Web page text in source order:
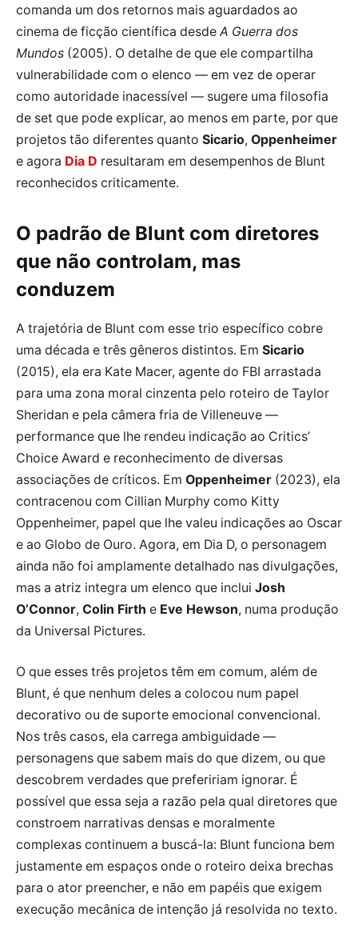
comanda um dos retornos mais aguardados ao
cinema de ficção científica desde A Guerra dos
Mundos (2005). O detalhe de que ele compartilha
vulnerabilidade com o elenco — em vez de operar
como autoridade inacessível — sugere uma filosofia
de set que pode explicar, ao menos em parte, por que
projetos tão diferentes quanto Sicario, Oppenheimer
e agora Dia D resultaram em desempenhos de Blunt
reconhecidos criticamente.
O padrão de Blunt com diretores
que não controlam, mas
conduzem
A trajetória de Blunt com esse trio específico cobre
uma década e três gêneros distintos. Em Sicario
(2015), ela era Kate Macer, agente do FBI arrastada
para uma zona moral cinzenta pelo roteiro de Taylor
Sheridan e pela câmera fria de Villeneuve —
performance que lhe rendeu indicação ao Critics’
Choice Award e reconhecimento de diversas
associações de críticos. Em Oppenheimer (2023), ela
contracenou com Cillian Murphy como Kitty
Oppenheimer, papel que lhe valeu indicações ao Oscar
e ao Globo de Ouro. Agora, em Dia D, o personagem
ainda não foi amplamente detalhado nas divulgações,
mas a atriz integra um elenco que inclui Josh
O’Connor, Colin Firth e Eve Hewson, numa produção
da Universal Pictures.
O que esses três projetos têm em comum, além de
Blunt, é que nenhum deles a colocou num papel
decorativo ou de suporte emocional convencional.
Nos três casos, ela carrega ambiguidade —
personagens que sabem mais do que dizem, ou que
descobrem verdades que prefeririam ignorar. É
possível que essa seja a razão pela qual diretores que
constroem narrativas densas e moralmente
complexas continuem a buscá-la: Blunt funciona bem
justamente em espaços onde o roteiro deixa brechas
para o ator preencher, e não em papéis que exigem
execução mecânica de intenção já resolvida no texto.